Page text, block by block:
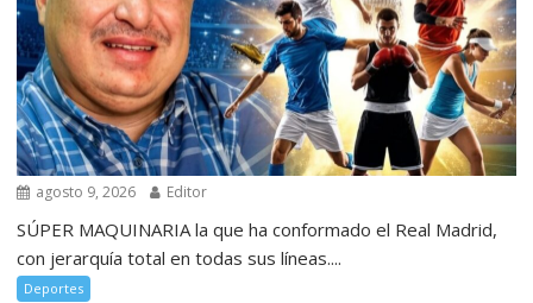
agosto 9, 2026 Editor
SÚPER MAQUINARIA la que ha conformado el Real Madrid,
con jerarquía total en todas sus líneas....
Deportes